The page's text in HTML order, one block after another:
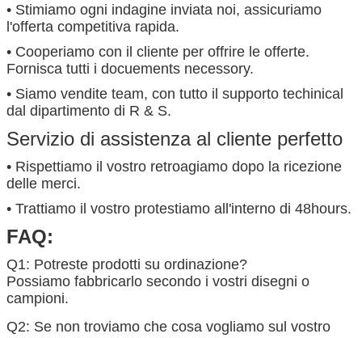
• Stimiamo ogni indagine inviata noi, assicuriamo
l'offerta competitiva rapida.
• Cooperiamo con il cliente per offrire le offerte.
Fornisca tutti i docuements necessory.
• Siamo vendite team, con tutto il supporto techinical
dal dipartimento di R & S.
Servizio di assistenza al cliente perfetto
• Rispettiamo il vostro retroagiamo dopo la ricezione
delle merci.
• Trattiamo il vostro protestiamo all'interno di 48hours.
FAQ:
Q1: Potreste prodotti su ordinazione?
Possiamo fabbricarlo secondo i vostri disegni o
campioni.
Q2: Se non troviamo che cosa vogliamo sul vostro